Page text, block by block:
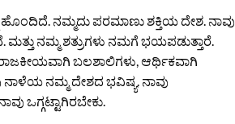
ನಮ್ಮದು ಪರಮಾಣು ಶಕ್ತಿಯ ದೇಶ. ನಾವು
ಮತ್ತು ನಮ್ಮ ಶತ್ರುಗಳು ನಮಗೆ ಭಯಪಡುತ್ತಾರೆ.
ರಾಜಕೀಯವಾಗಿ ಬಲಶಾಲಿಗಳು, ಆರ್ಥಿಕವಾಗಿ
ನಮ್ಮ ದೇಶದ ಭವಿಷ್ಯ. ನಾವು
ಒಗ್ಗಟ್ಟಾಗಿರಬೇಕು.